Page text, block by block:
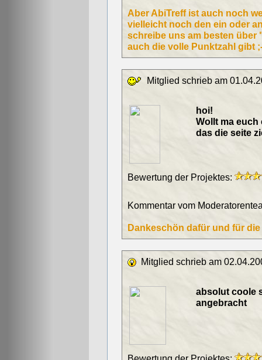
Aber AbiTreff ist auch noch
vielleicht noch den ein oder
schreibe uns am besten über
auch die volle Punktzahl gibt
Mitglied schrieb am
hoi!
Wollt ma euch
das die seite
Bewertung der Projektes:
Kommentar vom
Dankeschön dafür und für
Mitglied schrieb am
absolut coole
angebracht